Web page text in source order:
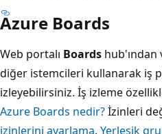
Azure Boards
Web portalı Boards hub'ından
diğer istemcileri kullanarak iş
izleyebilirsiniz. İş izleme
Azure Boards nedir?İzinleri
izinlerini ayarlama. Yerleşik